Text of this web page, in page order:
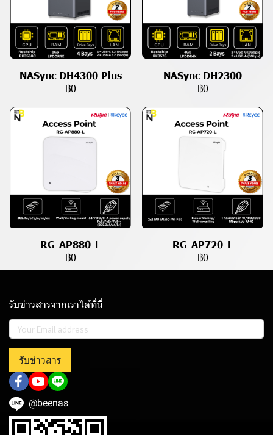
NASync DH4300 Plus
฿0
NASync DH2300
฿0
RG-AP880-L
฿0
RG-AP720-L
฿0
รับข่าวสารจากเราได้ที่นี่
รับข่าวสาร
@beenas